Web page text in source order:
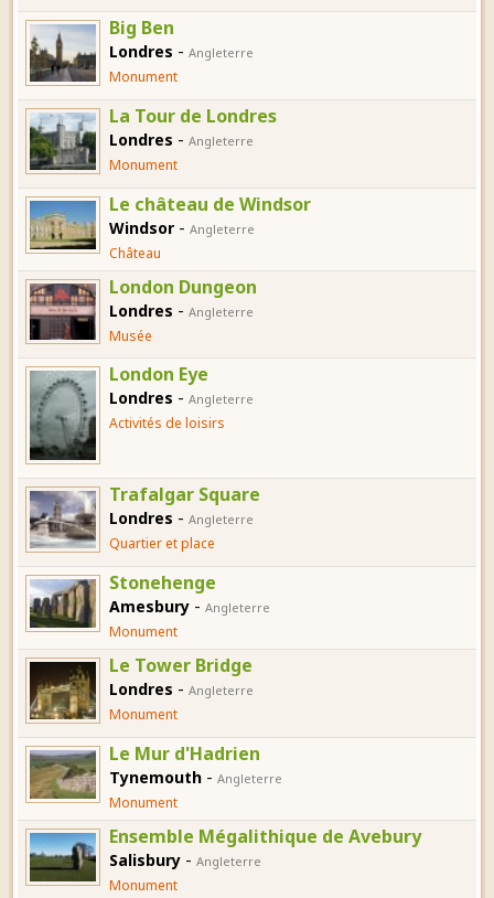
Big Ben
Londres - Angleterre
Monument
La Tour de Londres
Londres - Angleterre
Monument
Le château de Windsor
Windsor - Angleterre
Château
London Dungeon
Londres - Angleterre
Musée
London Eye
Londres - Angleterre
Activités de loisirs
Trafalgar Square
Londres - Angleterre
Quartier et place
Stonehenge
Amesbury - Angleterre
Monument
Le Tower Bridge
Londres - Angleterre
Monument
Le Mur d'Hadrien
Tynemouth - Angleterre
Monument
Ensemble Mégalithique de Avebury
Salisbury - Angleterre
Monument